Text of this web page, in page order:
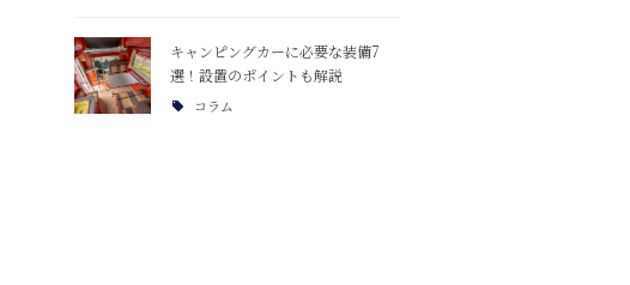
キャンピングカーに必要な装備7
選！設置のポイントも解説
コラム